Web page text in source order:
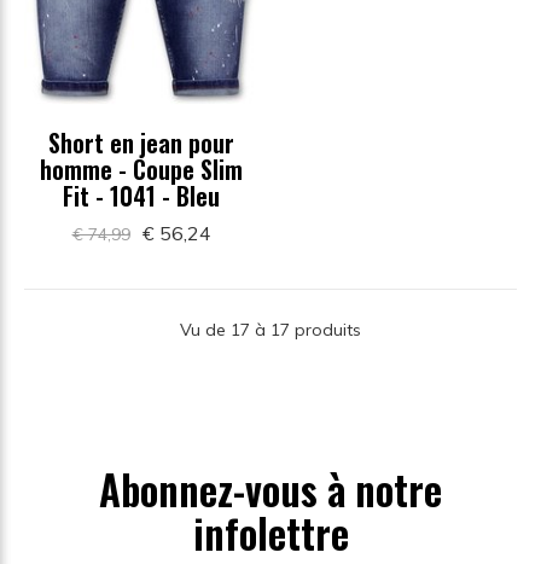
Short en jean pour
homme - Coupe Slim
Fit - 1041 - Bleu
€ 74,99 € 56,24
Vu de 17 à 17 produits
Abonnez-vous à notre
infolettre